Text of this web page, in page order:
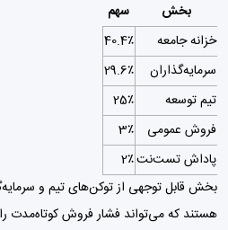
بخش
سهم
خزانه جامعه
40.4٪
سرمایه‌گذاران
29.6٪
تیم توسعه
25٪
فروش عمومی
3٪
پاداش تست‌نت2٪
بخش قابل توجهی از توکن‌های تیم و
هستند که می‌تواند فشار فروش کوتاه‌مدت